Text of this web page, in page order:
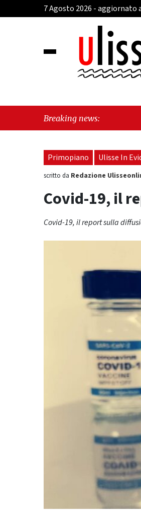
7 Agosto 2026 - aggiornato
Breaking news:
Primopiano Ulisse In
scritto da Redazione
Covid-19, il
Covid-19, il report sulla